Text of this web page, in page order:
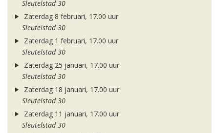
Sleutelstad 30
Zaterdag 8 februari, 17.00 uur
Sleutelstad 30
Zaterdag 1 februari, 17.00 uur
Sleutelstad 30
Zaterdag 25 januari, 17.00 uur
Sleutelstad 30
Zaterdag 18 januari, 17.00 uur
Sleutelstad 30
Zaterdag 11 januari, 17.00 uur
Sleutelstad 30